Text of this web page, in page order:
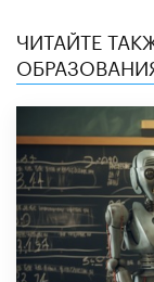
ЧИТАЙТЕ